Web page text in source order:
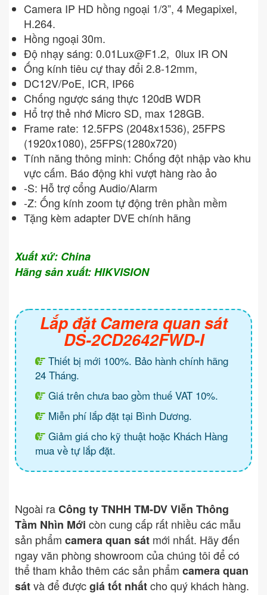
Camera IP HD hồng ngoại 1/3”, 4 Megapixel,
H.264.
Hồng ngoại 30m.
Độ nhạy sáng: 0.01Lux@F1.2, 0lux IR ON
Ống kính tiêu cự thay đổi 2.8-12mm,
DC12V/PoE, ICR, IP66
Chống ngược sáng thực 120dB WDR
Hổ trợ thẻ nhớ Micro SD, max 128GB.
Frame rate: 12.5FPS (2048x1536), 25FPS
(1920x1080), 25FPS(1280x720)
Tính năng thông minh: Chống đột nhập vào khu
vực cấm. Báo động khi vượt hàng rào ảo
-S: Hỗ trợ cổng Audio/Alarm
-Z: Ống kính zoom tự động trên phần mềm
Tặng kèm adapter DVE chính hãng
Xuất xứ: China
Hãng sản xuất: HIKVISION
Lắp đặt Camera quan sát
DS-2CD2642FWD-I
Thiết bị mới 100%. Bảo hành chính hãng
24 Tháng.
Giá trên chưa bao gồm thuế VAT 10%.
Miễn phí lắp đặt tại Bình Dương.
Giảm giá cho kỹ thuật hoặc Khách Hàng
mua về tự lắp đặt.
Ngoài raCông ty TNHH TM-DV Viễn Thông
Tầm Nhìn Mới còn cung cấp rất nhiều các mẫu
sản phẩm camera quan sát mới nhất. Hãy đến
ngay văn phòng showroom của chúng tôi để có
thể tham khảo thêm các sản phẩm camera quan
sátvà để đượcgiá tốt nhấtcho quý khách hàng.